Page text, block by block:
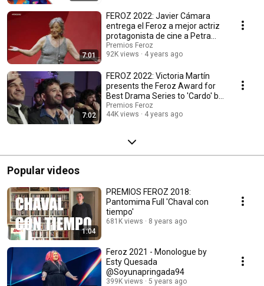
7:01
FEROZ 2022: Javier Cámara
entrega el Feroz a mejor actriz
protagonista de cine a Petra
Martínez
Premios Feroz
92K views
4 years ago
7:02
FEROZ 2022: Victoria Martín
presents the Feroz Award for
Best Drama Series to 'Cardo' by
Ana Rujas
Premios Feroz
44K views
4 years ago
Popular videos
1:04
PREMIOS FEROZ 2018:
Pantomima Full 'Chaval con
tiempo'
681K views 8 years ago
Feroz 2021 - Monologue by
Esty Quesada
@Soyunapringada94
399K views 5 years ago